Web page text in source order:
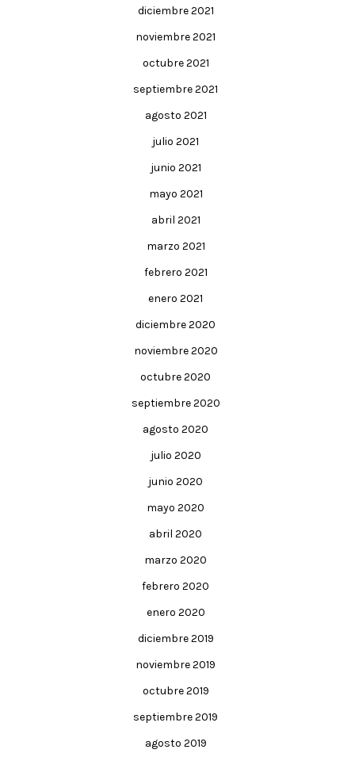
diciembre 2021
noviembre 2021
octubre 2021
septiembre 2021
agosto 2021
julio 2021
junio 2021
mayo 2021
abril 2021
marzo 2021
febrero 2021
enero 2021
diciembre 2020
noviembre 2020
octubre 2020
septiembre 2020
agosto 2020
julio 2020
junio 2020
mayo 2020
abril 2020
marzo 2020
febrero 2020
enero 2020
diciembre 2019
noviembre 2019
octubre 2019
septiembre 2019
agosto 2019